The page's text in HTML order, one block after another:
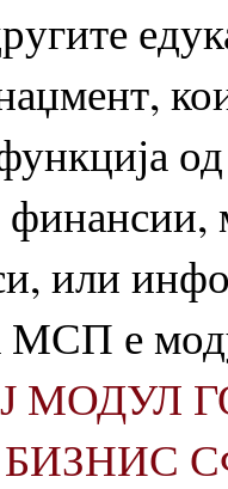
финансии,
или
е
МОДУЛ